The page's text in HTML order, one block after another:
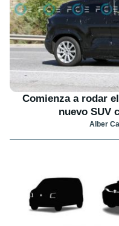
Comienza a rodar
nuevo SUV
Alber